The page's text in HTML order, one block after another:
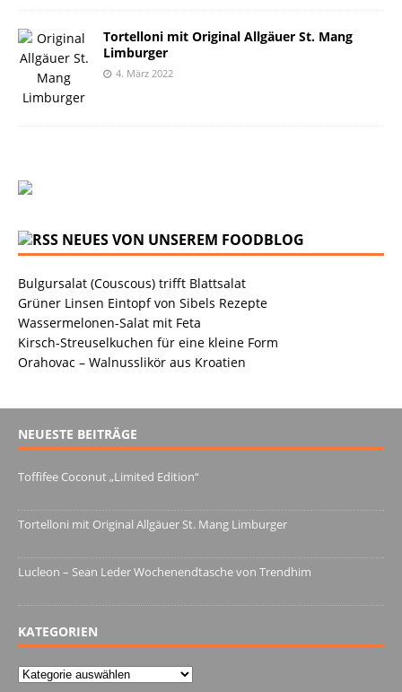
Tortelloni mit Original Allgäuer St. Mang
Limburger
4. März 2022
NEUES VON UNSEREM FOODBLOG
Bulgursalat (Couscous) trifft Blattsalat
Grüner Linsen Eintopf von Sibels Rezepte
Wassermelonen-Salat mit Feta
Kirsch-Streuselkuchen für eine kleine Form
Orahovac – Walnusslikör aus Kroatien
NEUESTE BEITRÄGE
Toffifee Coconut „Limited Edition“
Tortelloni mit Original Allgäuer St. Mang Limburger
Lucleon – Sean Leder Wochenendtasche von Trendhim
KATEGORIEN
Kategorien